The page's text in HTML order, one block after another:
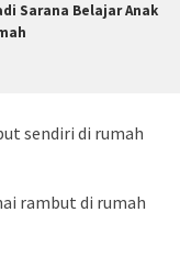
Sarana Belajar Anak
sendiri di rumah
rambut di rumah